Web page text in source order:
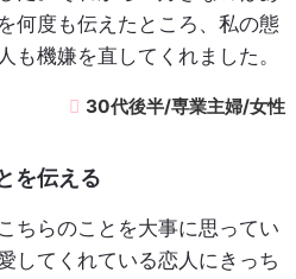
何度も伝えたところ、私の態
も機嫌を直してくれました。
30代後半/専業主婦/女性
を伝える
ちらのことを大事に思ってい
してくれている恋人にきっち